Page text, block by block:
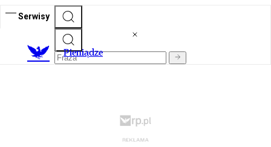
Serwisy
Pieniądze